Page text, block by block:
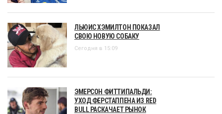
ЛЬЮИС ХЭМИЛТОН ПОКАЗАЛ
СВОЮ НОВУЮ СОБАКУ
Сегодня в 15:09
ЭМЕРСОН ФИТТИПАЛЬДИ:
УХОД ФЕРСТАППЕНА ИЗ RED
BULL РАСКАЧАЕТ РЫНОК